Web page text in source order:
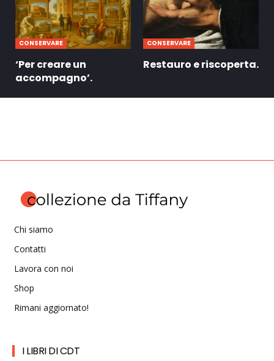
CONSERVARE
‘Per creare un
accompagno’.
CONSERVARE
Restauro e riscoperta.
Chi siamo
Contatti
Lavora con noi
Shop
Rimani aggiornato!
I LIBRI DI CDT